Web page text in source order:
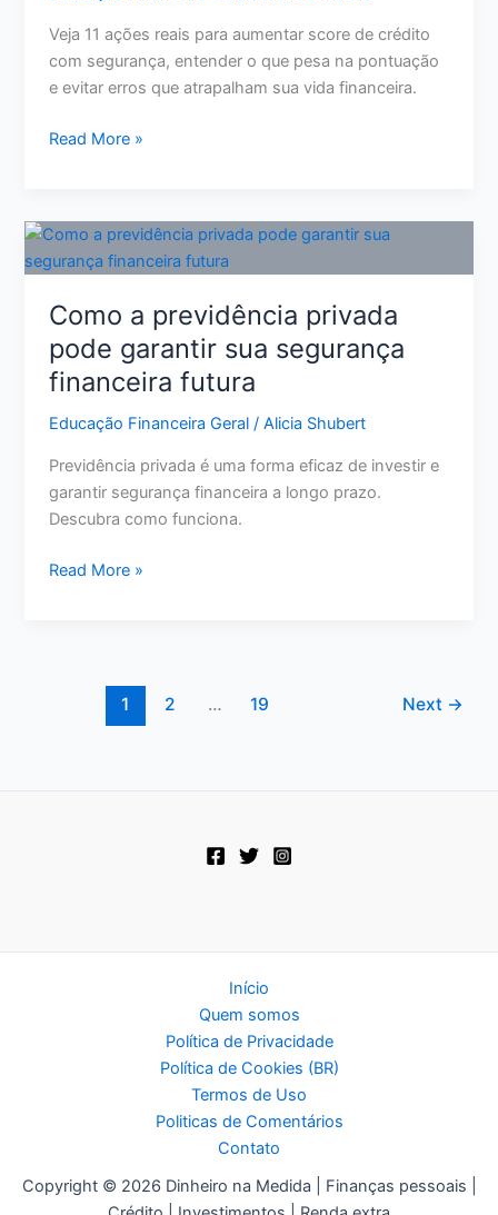
Veja 11 ações reais para aumentar score de crédito
com segurança, entender o que pesa na pontuação
e evitar erros que atrapalham sua vida financeira.
Como
de
Crédito:
11
Reais
para
Melhorar
Pontuação
Read More »
Como a previdência privada
pode garantir sua segurança
financeira futura
Educação Financeira Geral /Alicia Shubert
Previdência privada é uma forma eficaz de investir e
garantir segurança financeira a longo prazo.
Descubra como funciona.
Como
Read More »
1 2 … 19 Next →
Início
Quem somos
Política de Privacidade
Política de Cookies (BR)
Termos de Uso
Politicas de Comentários
Contato
Copyright © 2026 Dinheiro na Medida | Finanças pessoais |